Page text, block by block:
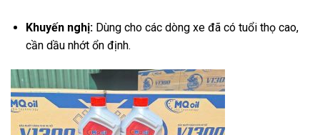
Khuyến nghị:Dùng cho các dòng xe đã có tuổi thọ cao,
cần dầu nhớt ổn định.